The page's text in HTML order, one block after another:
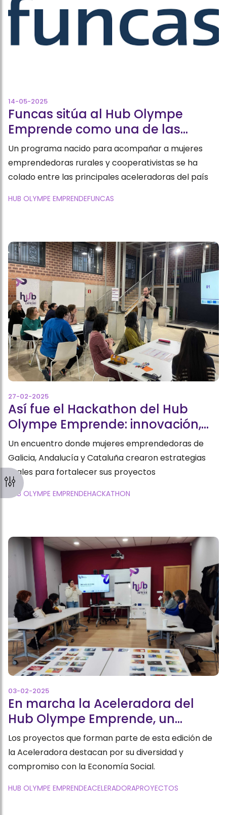
14-05-2025
Funcas sitúa al Hub Olympe
Emprende como una de las
aceleradoras gallegas de
referencia en su ranking 2025
Un programa nacido para acompañar a mujeres
emprendedoras rurales y cooperativistas se ha
colado entre las principales aceleradoras del país
HUB OLYMPE EMPRENDEFUNCAS
27-02-2025
Así fue el Hackathon del Hub
Olympe Emprende: innovación,
retos y cooperación
Un encuentro donde mujeres emprendedoras de
Galicia, Andalucía y Cataluña crearon estrategias
reales para fortalecer sus proyectos
HUB OLYMPE EMPRENDEHACKATHON
03-02-2025
En marcha la Aceleradora del
Hub Olympe Emprende, un
espacio de apoyo para mujeres
emprendedoras
Los proyectos que forman parte de esta edición de
la Aceleradora destacan por su diversidad y
compromiso con la Economía Social.
HUB OLYMPE EMPRENDEACELERADORAPROYECTOS